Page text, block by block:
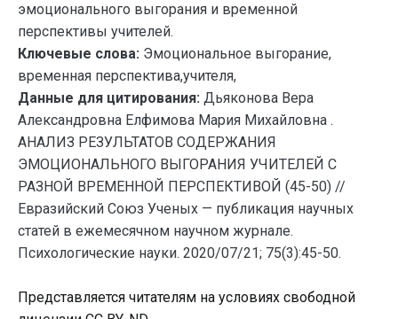
эмоционального выгорания и временной
перспективы учителей.
Ключевые слова: Эмоциональное выгорание,
временная перспектива,учителя,
Данные для цитирования: Дьяконова Вера
Александровна Елфимова Мария Михайловна .
АНАЛИЗ РЕЗУЛЬТАТОВ СОДЕРЖАНИЯ
ЭМОЦИОНАЛЬНОГО ВЫГОРАНИЯ УЧИТЕЛЕЙ С
РАЗНОЙ ВРЕМЕННОЙ ПЕРСПЕКТИВОЙ (45-50) //
Евразийский Союз Ученых — публикация научных
статей в ежемесячном научном журнале.
Психологические науки. 2020/07/21; 75(3):45-50.
Представляется читателям на условиях свободной